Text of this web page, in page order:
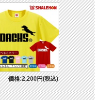
価格:2,200円(税込)